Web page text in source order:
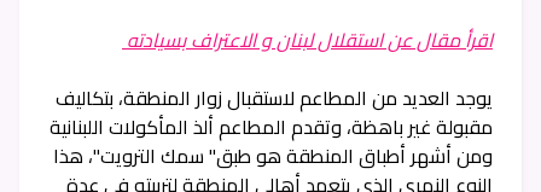
اقرأ مقال عن استقلال لبنان و الاعتراف بسيادته
يوجد العديد من المطاعم لاستقبال زوار المنطقة، بتكاليف
مقبولة غير باهظة، وتقدم المطاعم ألذ المأكولات اللبنانية
ومن أشهر أطباق المنطقة هو طبق" سمك الترويت"، هذا
النوع النهري الذي يتعمد أهالي المنطقة لتربيته في عدة